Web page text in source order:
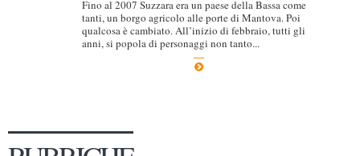
Fino al 2007 Suzzara era un paese della Bassa come
tanti, un borgo agricolo alle porte di Mantova. Poi
qualcosa è cambiato. All’inizio di febbraio, tutti gli
anni, si popola di personaggi non tanto...